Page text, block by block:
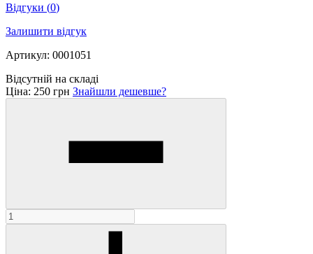
Відгуки (0)
Залишити відгук
Артикул: 0001051
Відсутній на складі
Ціна: 250 грн Знайшли дешевше?